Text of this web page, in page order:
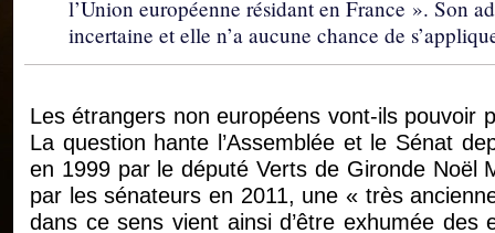
l’Union européenne résidant en France ». Son
incertaine et elle n’a aucune chance de
Les étrangers non européens vont-ils pouvoir
La question hante l’Assemblée et le Sénat
en 1999 par le député Verts de Gironde Noël
par les sénateurs en 2011, une « très
dans ce sens vient ainsi d’être exhumée